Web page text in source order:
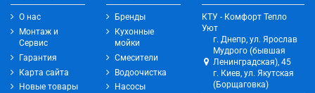
О нас
Монтаж и
Сервис
Гарантия
Карта сайта
Новые товары
Бренды
Кухонные
мойки
Смесители
Водоочистка
Насосы
КТУ - Комфорт Тепло
Уют
г. Днепр, ул. Ярослав
Мудрого (бывшая
Ленинградская), 45
г. Киев, ул. Якутская
(Борщаговка)